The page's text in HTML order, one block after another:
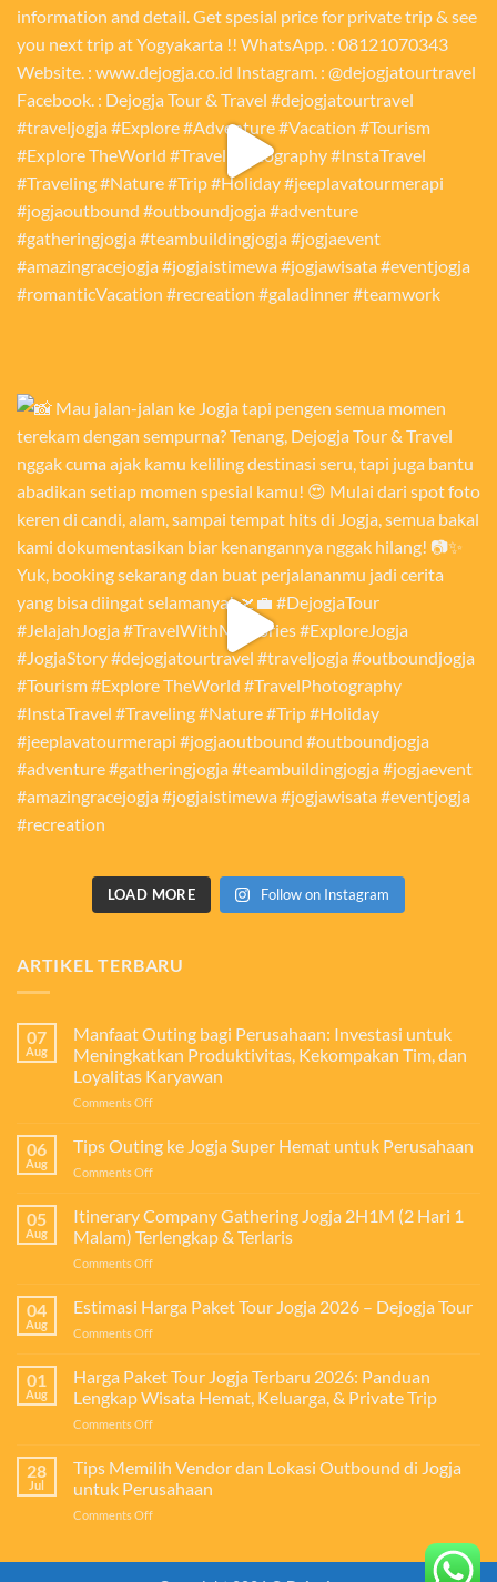
LOAD MORE Follow on Instagram
ARTIKEL TERBARU
07
Aug
Manfaat Outing bagi Perusahaan: Investasi untuk
Meningkatkan Produktivitas, Kekompakan Tim, dan
Loyalitas Karyawan
Comments Offon
Outing
bagi
Perusahaan:
untuk
Meningkatkan
Produktivitas,
dan
Loyalitas
06
Aug
Tips Outing ke Jogja Super Hemat untuk Perusahaan
Comments Offon
Outing
ke
Jogja
Super
untuk
Perusahaan
05
Aug
Itinerary Company Gathering Jogja 2H1M (2 Hari 1
Malam) Terlengkap & Terlaris
Comments Offon
Company
Gathering
Jogja
(2
Hari
&
Terlaris
04
Aug
Estimasi Harga Paket Tour Jogja 2026 – Dejogja Tour
Comments Offon
Harga
Paket
Tour
Jogja
–
Dejogja
01
Aug
Harga Paket Tour Jogja Terbaru 2026: Panduan
Lengkap Wisata Hemat, Keluarga, & Private Trip
Comments Offon
Paket
Tour
Jogja
Terbaru
28
Jul
Tips Memilih Vendor dan Lokasi Outbound di Jogja
untuk Perusahaan
Comments Offon